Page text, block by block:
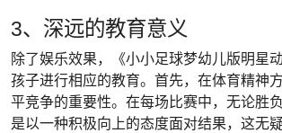
3、深远的教育意义
除了娱乐效果，《小小足球梦幼儿版明星
孩子进行相应的教育。首先，在体育精神
平竞争的重要性。在每场比赛中，无论胜
是以一种积极向上的态度面对结果，这无